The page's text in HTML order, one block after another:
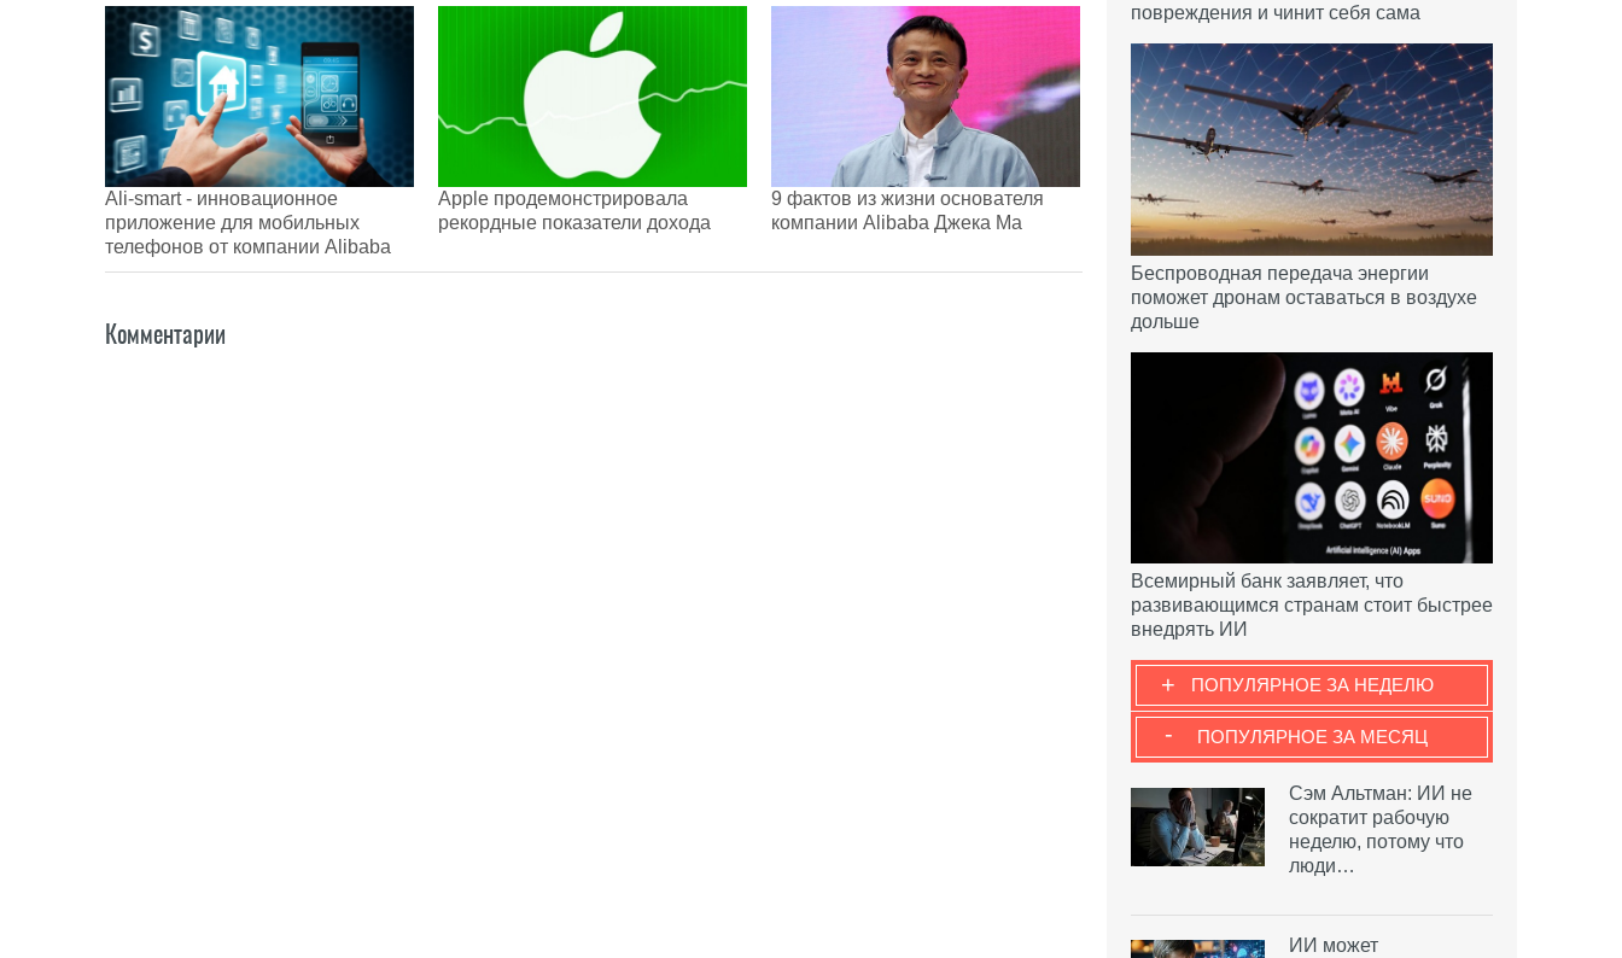
Ali-smart - инновационное
приложение для мобильных
телефонов от компании Alibaba
Apple продемонстрировала
рекордные показатели дохода
9 фактов из жизни основателя
компании Alibaba Джека Ма
Комментарии
повреждения и чинит себя сама
Беспроводная передача энергии
поможет дронам оставаться в воздухе
дольше
Всемирный банк заявляет, что
развивающимся странам стоит быстрее
внедрять ИИ
ПОПУЛЯРНОЕ ЗА НЕДЕЛЮ
+
ПОПУЛЯРНОЕ ЗА МЕСЯЦ
-
Сэм Альтман: ИИ не
сократит рабочую
неделю, потому что
люди…
ИИ может